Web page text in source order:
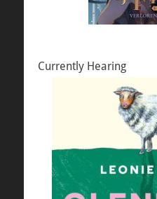
Currently Hearing